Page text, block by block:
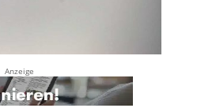
Anzeige